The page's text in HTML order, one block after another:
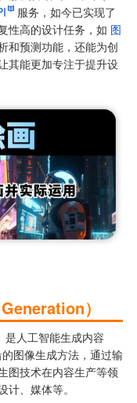
服务，如今已实现了
性高的设计任务，如 图
和预测功能，还能为创
其能更加专注于提升设
）
人工智能生成内容
图像生成方法，通过输
图技术在内容生产等领
、媒体等。